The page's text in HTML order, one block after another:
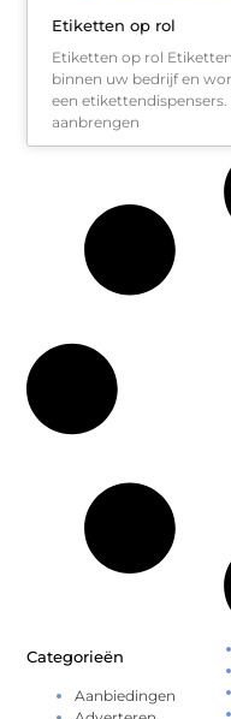
Etiketten op rol
Etiketten op rol
binnen uw bedrijf en
een
aanbrengen
Categorieën
Aanbiedingen